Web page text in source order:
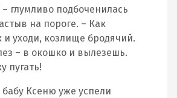
глумливо подбоченилась
на пороге. – Как
и уходи, козлище бродячий.
– в окошко и вылезешь.
пугать!
Ксеню уже успели